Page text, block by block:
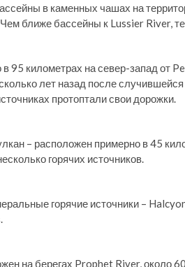
в каменных чашах на
ближе бассейны к Lussier River,
95 километрах на север-запад от
лет назад после
протоптали свои дорожки.
– расположен примерно в 45
горячих источников.
горячие источники –
на берегах Prophet River, около